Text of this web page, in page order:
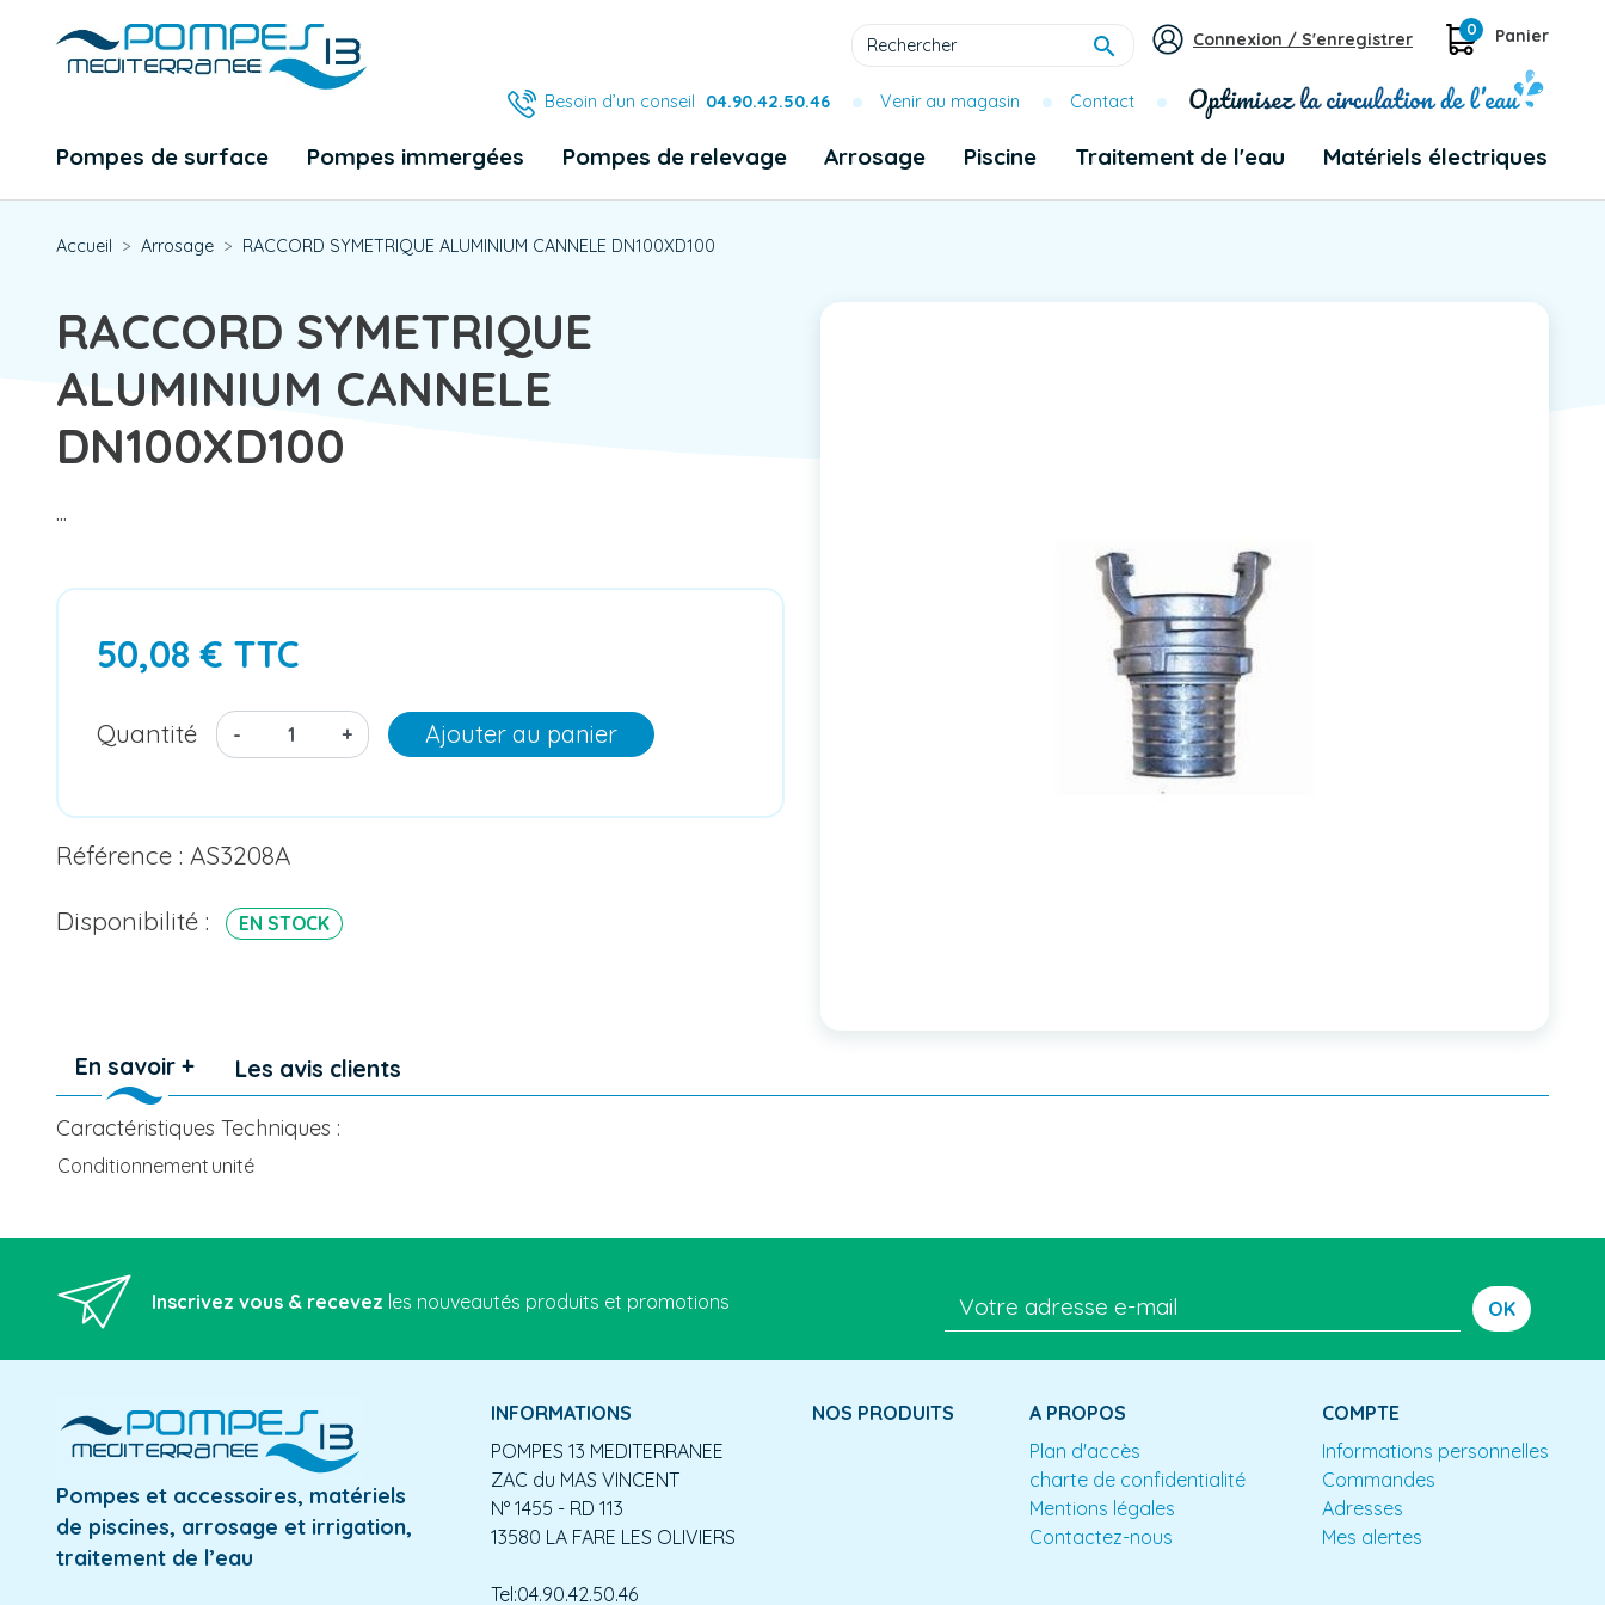
 Connexion / S'enregistrer 0 Panier
Besoin d’un conseil 04.90.42.50.46 Venir au magasin Contact
Pompes de surface Pompes immergées Pompes de relevage Arrosage Piscine Traitement de l'eau Matériels électriques
Accueil Arrosage RACCORD SYMETRIQUE ALUMINIUM CANNELE DN100XD100
RACCORD SYMETRIQUE
ALUMINIUM CANNELE
DN100XD100
...
50,08 € TTC
Quantité - + Ajouter au panier
Référence : AS3208A
Disponibilité : EN STOCK
En savoir + Les avis clients
Caractéristiques Techniques :
Conditionnement unité
Inscrivez vous & recevez les nouveautés produits et promotions OK
Pompes et accessoires, matériels
de piscines, arrosage et irrigation,
traitement de l’eau
INFORMATIONS
POMPES 13 MEDITERRANEE
ZAC du MAS VINCENT
N° 1455 - RD 113
13580 LA FARE LES OLIVIERS
Tel:04.90.42.50.46
NOS PRODUITS
A PROPOS
Plan d'accès
charte de confidentialité
Mentions légales
Contactez-nous
COMPTE
Informations personnelles
Commandes
Adresses
Mes alertes